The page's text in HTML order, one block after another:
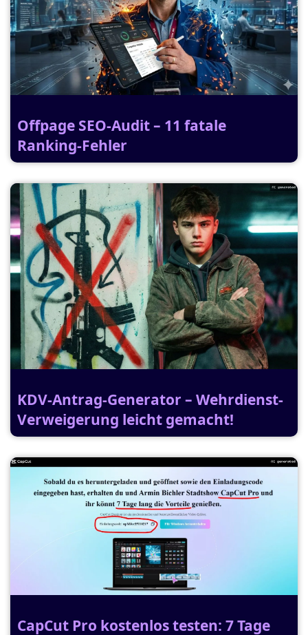
Offpage SEO-Audit – 11 fatale
Ranking-Fehler
KDV-Antrag-Generator – Wehrdienst-
Verweigerung leicht gemacht!
CapCut Pro kostenlos testen: 7 Tage